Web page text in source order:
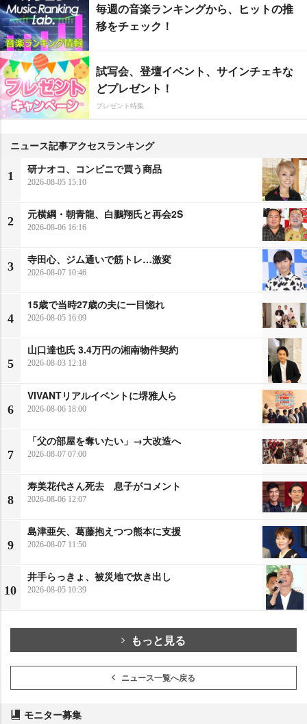
毎週の音楽ランキングから、ヒットの推
移をチェック！
試写会、登壇イベント、サインチェキな
どプレゼント！
プレゼント特集
ニュース記事アクセスランキング
1
研ナオコ、コンビニで買う商品
2026-08-05 15:10
2
元横綱・朝青龍、白鵬翔氏と再会2S
2026-08-06 16:16
3
寺田心、ジム通いで筋トレ…激変
2026-08-07 10:46
4
15歳で当時27歳の夫に一目惚れ
2026-08-05 16:09
5
山口達也氏 3.4万円の湘南物件契約
2026-08-03 12:18
6
VIVANTリアルイベントに堺雅人ら
2026-08-06 18:00
7
「父の部屋を奪いたい」→大改造へ
2026-08-07 07:00
8
寿美花代さん死去 息子がコメント
2026-08-06 12:07
9
島津亜矢、葛藤抱えつつ熊本に支援
2026-08-07 11:50
10
井手らっきょ、被災地で炊き出し
2026-08-05 10:39
もっと見る
ニュース一覧へ戻る
モニター募集